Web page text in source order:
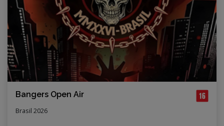
Bangers Open Air
Brasil 2026